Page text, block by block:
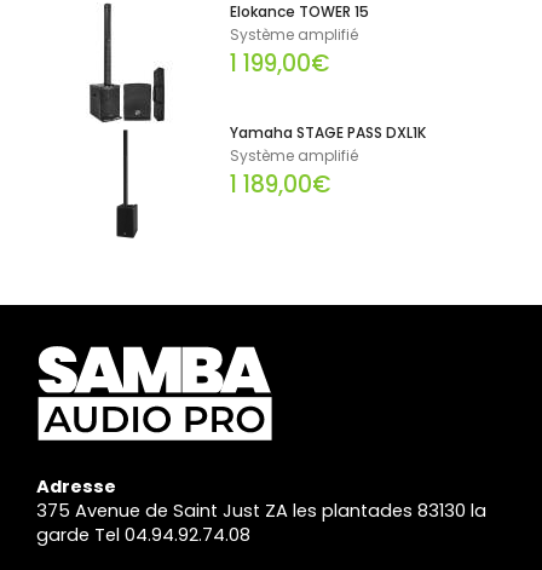
Elokance TOWER 15
Système amplifié
1 199,00€
Yamaha STAGE PASS DXL1K
Système amplifié
1 189,00€
Adresse
375 Avenue de Saint Just ZA les plantades 83130 la
garde Tel 04.94.92.74.08